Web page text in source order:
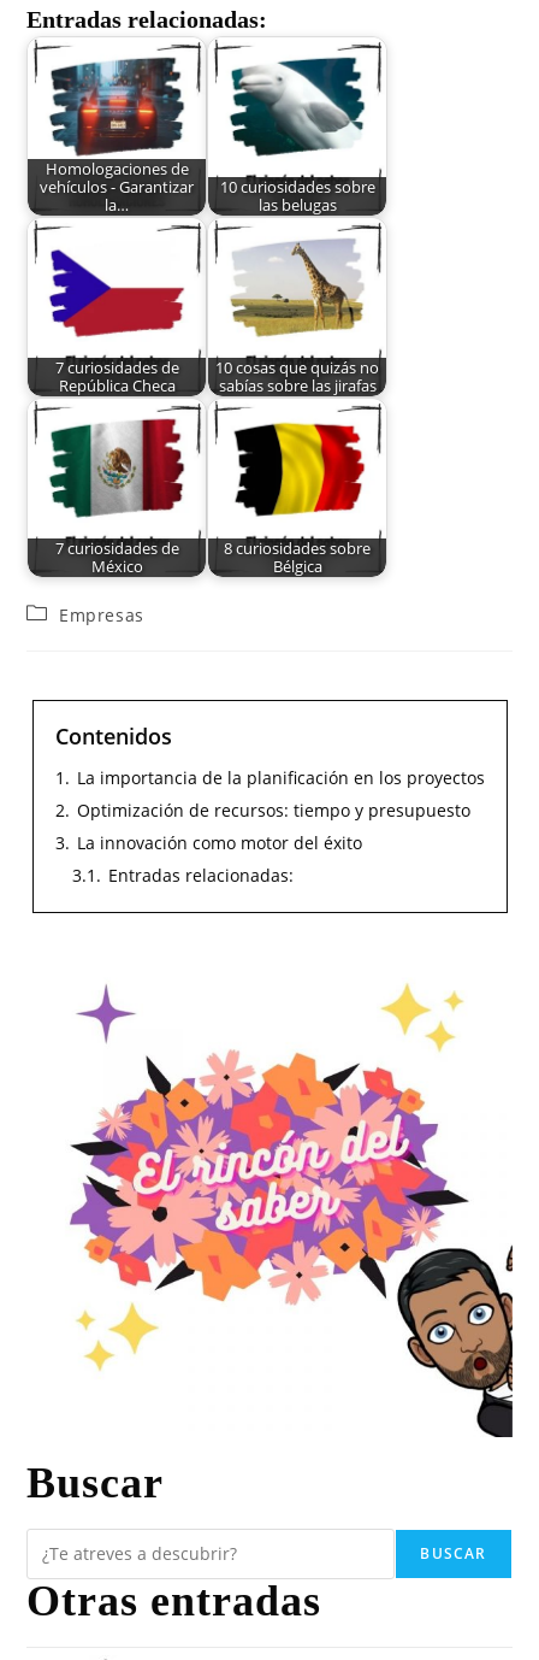
Entradas relacionadas:
Homologaciones de
vehículos - Garantizar
la…
10 curiosidades sobre
las belugas
7 curiosidades de
República Checa
10 cosas que quizás no
sabías sobre las jirafas
7 curiosidades de
México
8 curiosidades sobre
Bélgica
Empresas
Contenidos
1. La importancia de la planificación en los proyectos
2. Optimización de recursos: tiempo y presupuesto
3. La innovación como motor del éxito
3.1. Entradas relacionadas:
Buscar
BUSCAR
Otras entradas